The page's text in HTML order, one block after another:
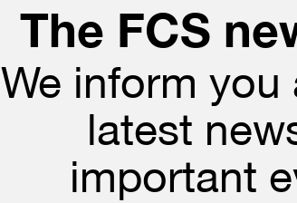
The FCS
We inform
latest
important